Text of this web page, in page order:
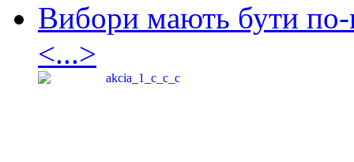
Вибори мають бути по-
<...>